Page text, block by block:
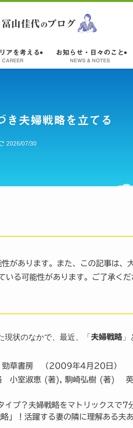
アを考える
CAREER
お知らせ・日々のこと
NEWS & NOTES
き夫婦戦略を立てる
2026/07/30
があります。また、この記事は、
いる可能性があります。ご了承くだ
状のなかで、最近、「 夫婦戦略
草書房 （2009年4月20日）
略 小室淑恵 (著), 駒崎弘樹 (著)
プ？夫婦戦略をマトリックスで7
！活躍する妻の隣に理解ある夫